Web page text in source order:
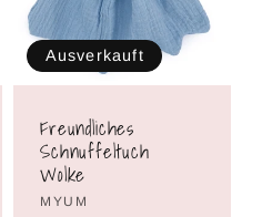
Ausverkauft
Freundliches
Schnuffeltuch
Wolke
Brand:
MYUM